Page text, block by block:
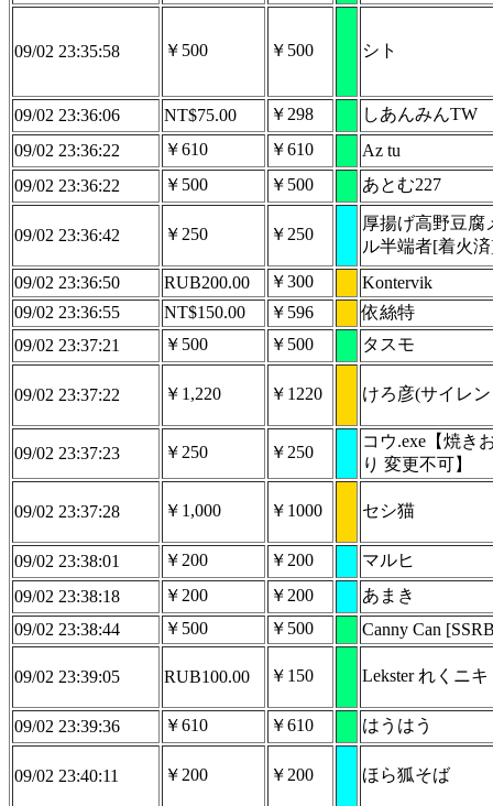
09/02 23:35:58 ￥500 ￥500 シト
09/02 23:36:06 NT$75.00 ￥298
しあんみんTW
09/02 23:36:22
￥610 ￥610
Az tu
09/02 23:36:22
￥500 ￥500 あとむ227
09/02 23:36:42 ￥250 ￥250
厚揚げ高野豆腐
ル半端者[着火
09/02 23:36:50
RUB200.00 ￥300
Kontervik
09/02 23:36:55
NT$150.00 ￥596
依絲特
09/02 23:37:21
￥500 ￥500 タスモ
09/02 23:37:22 ￥1,220 ￥1220 けろ彦(サイレ
09/02 23:37:23 ￥250 ￥250
コウ.exe【焼き
り 変更不可】
09/02 23:37:28 ￥1,000 ￥1000 セシ猫
09/02 23:38:01 ￥200 ￥200
マルヒ
09/02 23:38:18
￥200 ￥200
あまき
09/02 23:38:44
￥500 ￥500 Canny Can
09/02 23:39:05 RUB100.00 ￥150 Lekster れくニ
09/02 23:39:36 ￥610 ￥610 はうはう
09/02 23:40:11 ￥200 ￥200 ほら狐そば